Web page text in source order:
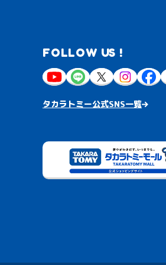
FOLLOW US !
タカラトミー公式SNS一覧